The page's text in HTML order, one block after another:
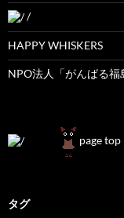
/
HAPPY WHISKERS
NPO法人「がんばる福
page top
タグ